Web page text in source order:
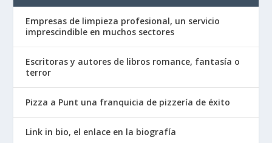
Empresas de limpieza profesional, un servicio
imprescindible en muchos sectores
Escritoras y autores de libros romance, fantasía o
terror
Pizza a Punt una franquicia de pizzería de éxito
Link in bio, el enlace en la biografía